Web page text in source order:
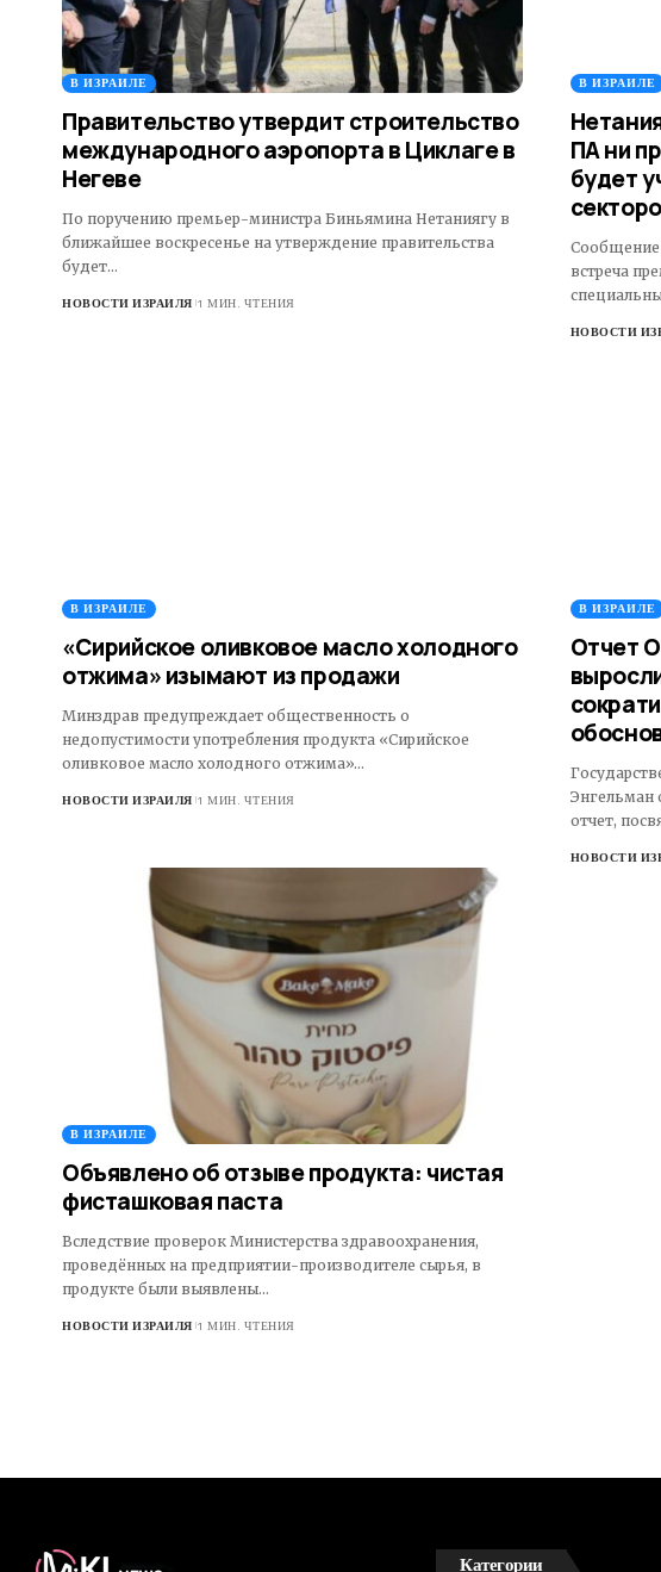
В ИЗРАИЛЕ
Правительство утвердит строительство
международного аэропорта в Циклаге в
Негеве
По поручению премьер-министра Биньямина Нетаниягу в
ближайшее воскресенье на утверждение правительства
будет…
НОВОСТИ ИЗРАИЛЯ 1 МИН. ЧТЕНИЯ
В ИЗРАИЛЕ
ПА ни
будет
Сообщение
встреча
НОВОСТИ
В ИЗРАИЛЕ
«Сирийское оливковое масло холодного
отжима» изымают из продажи
Минздрав предупреждает общественность о
недопустимости употребления продукта «Сирийское
оливковое масло холодного отжима»…
НОВОСТИ ИЗРАИЛЯ 1 МИН. ЧТЕНИЯ
В ИЗРАИЛЕ
Отчет
Энгельман
отчет,
НОВОСТИ
В ИЗРАИЛЕ
Объявлено об отзыве продукта: чистая
фисташковая паста
Вследствие проверок Министерства здравоохранения,
проведённых на предприятии-производителе сырья, в
продукте были выявлены…
НОВОСТИ ИЗРАИЛЯ 1 МИН. ЧТЕНИЯ
Категории